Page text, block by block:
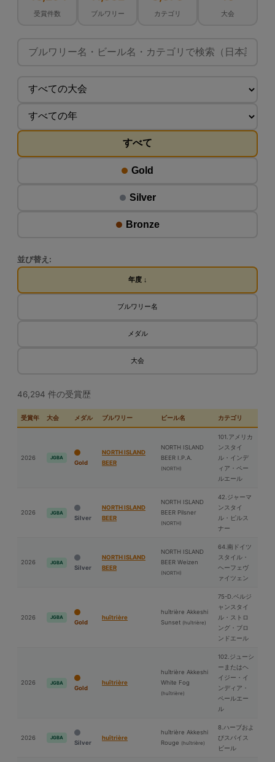
受賞件数 ブルワリー カテゴリ 大会
すべて
Gold
Silver
Bronze
並び替え:
年度 ↓
ブルワリー名
メダル
大会
46,294 件の受賞歴
受賞年 大会 メダル ブルワリー ビール名 カテゴリ
2026 JGBA
Gold
NORTH ISLAND
BEER
NORTH ISLAND
BEER I.P.A.
(NORTH)
101.アメリカ
ンスタイ
ル・インデ
ィア・ペー
ルエール
2026 JGBA
Silver
NORTH ISLAND
BEER
NORTH ISLAND
BEER Pilsner
(NORTH)
42.ジャーマ
ンスタイ
ル・ピルス
ナー
2026 JGBA
Silver
NORTH ISLAND
BEER
NORTH ISLAND
BEER Weizen
(NORTH)
64.南ドイツ
スタイル・
ヘーフェヴ
ァイツェン
2026 JGBA
Gold
huîtrière
huîtrière Akkeshi
Sunset (huîtrière)
75-D.ベルジ
ャンスタイ
ル・ストロ
ング・ブロ
ンドエール
2026 JGBA
Gold
huîtrière
huîtrière Akkeshi
White Fog
(huîtrière)
102.ジューシ
ーまたはヘ
イジー・イ
ンディア・
ペールエー
ル
2026 JGBA
Silver
huîtrière
huîtrière Akkeshi
Rouge (huîtrière)
8.ハーブおよ
びスパイス
ビール